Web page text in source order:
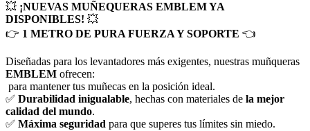
💥 ¡NUEVAS MUÑEQUERAS EMBLEM YA
DISPONIBLES! 💥
👉 1 METRO DE PURA FUERZA Y SOPORTE 👈
Diseñadas para los levantadores más exigentes, nuestras muñqueras
EMBLEM ofrecen:
para mantener tus muñecas en la posición ideal.
✅ Durabilidad inigualable, hechas con materiales de la mejor
calidad del mundo.
✅ Máxima seguridad para que superes tus límites sin miedo.